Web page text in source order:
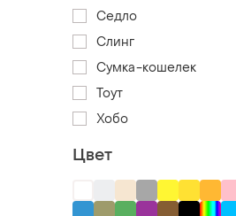
Седло
Слинг
Сумка-кошелек
Тоут
Хобо
Цвет